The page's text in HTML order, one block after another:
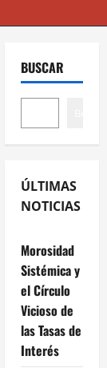
BUSCAR
ÚLTIMAS
NOTICIAS
Morosidad
Sistémica y
el Círculo
Vicioso de
las Tasas de
Interés